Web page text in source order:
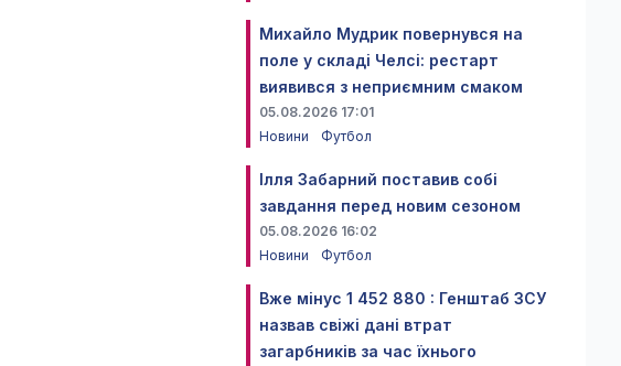
Михайло Мудрик повернувся на
поле у складі Челсі: рестарт
виявився з неприємним смаком
05.08.2026 17:01
Новини
Футбол
Ілля Забарний поставив собі
завдання перед новим сезоном
05.08.2026 16:02
Новини
Футбол
Вже мінус 1 452 880 : Генштаб ЗСУ
назвав свіжі дані втрат
загарбників за час їхнього